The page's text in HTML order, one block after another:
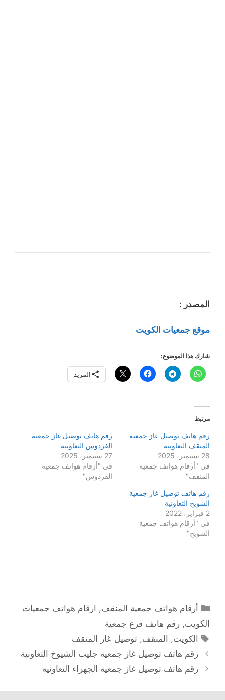
المصدر :
موقع جمعيات الكويت
شارك هذا الموضوع:
المزيد
مرتبط
رقم هاتف توصيل غاز جمعية
المنقف التعاونية
28 سبتمبر، 2025
في "أرقام هواتف جمعية
المنقف"
رقم هاتف توصيل غاز جمعية
الفردوس التعاونية
27 سبتمبر، 2025
في "أرقام هواتف جمعية
الفردوس"
رقم هاتف توصيل غاز جمعية
الشويخ التعاونية
2 فبراير، 2022
في "أرقام هواتف جمعية
الشويخ"
التصنيفات
أرقام هواتف جمعية المنقف, ارقام هواتف جمعيات
الكويت, رقم هاتف فرع جمعية
الوسوم
الكويت, المنقف,توصيل غاز المنقف
رقم هاتف توصيل غاز جمعية جليب الشيوخ التعاونية
رقم هاتف توصيل غاز جمعية الجهراء التعاونية